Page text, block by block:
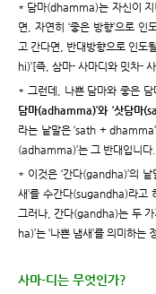
* 담마(dhamma)는 자신이 지
면, 자연히 ‘좋은 방향’으로 인
고 간다면, 반대방향으로 인도
hi)’[즉, 삼마- 사마디와 밋차-
* 그런데, 나쁜 담마와 좋은
담마(adhamma)’와 ‘삿담마
라는 낱말은 ‘sath +
(adhamma)’는 그 반대입니다.
* 이것은 ‘간다(gandha)’의
새’를 수간다(sugandha)라고
그러나, 간다(gandha)는 두
ha)’는 ‘나쁜 냄새’를 의미하는
사마-디는 무엇인가?